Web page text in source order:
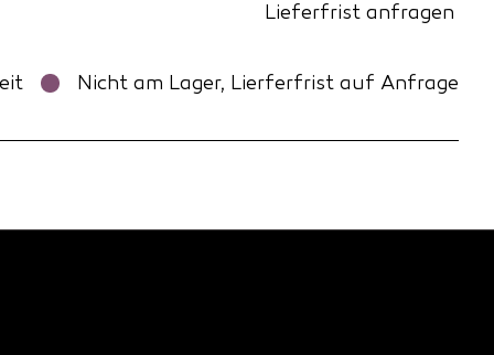
Lieferfrist anfragen
Nicht am Lager, Lierferfrist auf Anfrage